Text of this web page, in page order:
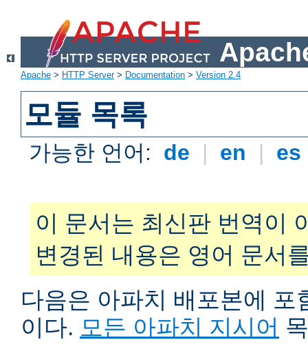
Apache > HTTP Server> Documentation > Version 2.4
모듈 목록
가능한 언어: de | en | es
이 문서는 최신판 번역이
변경된 내용은 영어 문서
다음은 아파치 배포본에 포
이다. 모든 아파치 지시어